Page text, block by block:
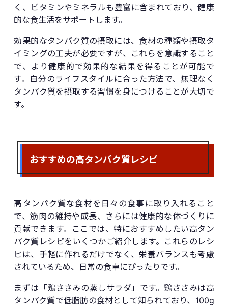
く、ビタミンやミネラルも豊富に含まれており、健康
的な食生活をサポートします。
効果的なタンパク質の摂取には、食材の種類や摂取タ
イミングの工夫が必要ですが、これらを意識すること
で、より健康的で効果的な結果を得ることが可能で
す。自分のライフスタイルに合った方法で、無理なく
タンパク質を摂取する習慣を身につけることが大切で
す。
おすすめの高タンパク質レシピ
高タンパク質な食材を日々の食事に取り入れること
で、筋肉の維持や成長、さらには健康的な体づくりに
貢献できます。ここでは、特におすすめしたい高タン
パク質レシピをいくつかご紹介します。これらのレシ
ピは、手軽に作れるだけでなく、栄養バランスも考慮
されているため、日常の食卓にぴったりです。
まずは「鶏ささみの蒸しサラダ」です。鶏ささみは高
タンパク質で低脂肪の食材として知られており、100g